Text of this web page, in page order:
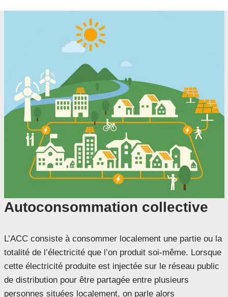
Autoconsommation collective
L’ACC consiste à consommer localement une partie ou la
totalité de l’électricité que l’on produit soi-même. Lorsque
cette électricité produite est injectée sur le réseau public
de distribution pour être partagée entre plusieurs
personnes situées localement, on parle alors